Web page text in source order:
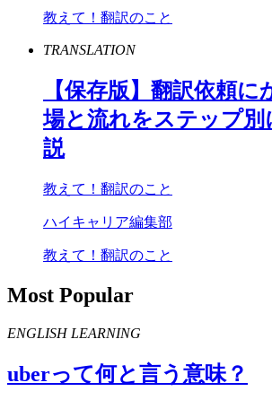
教えて！翻訳のこと
TRANSLATION
【保存版】翻訳依頼に
場と流れをステップ別
説
教えて！翻訳のこと
ハイキャリア編集部
教えて！翻訳のこと
Most Popular
ENGLISH LEARNING
uberって何と言う意味？